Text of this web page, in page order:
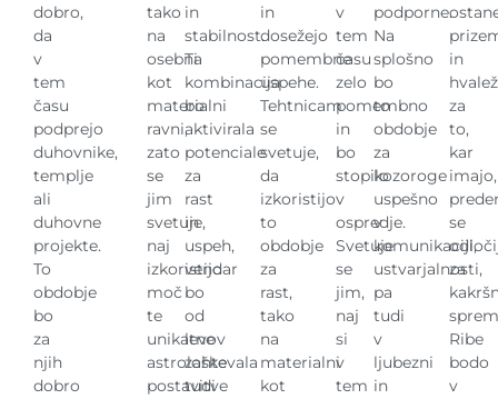
dobro,
da
v
tem
času
podprejo
duhovnike,
templje
ali
duhovne
projekte.
To
obdobje
bo
za
njih
dobro
tako
na
osebni
kot
materialni
ravni,
zato
se
jim
svetuje,
naj
izkoristijo
moč
te
unikatne
astrološke
postavitve
in
stabilnost.
Ta
kombinacija
bo
aktivirala
potenciale
za
rast
in
uspeh,
vendar
bo
od
levov
zahtevala
tudi
in
dosežejo
pomembne
uspehe.
Tehtnicam
se
svetuje,
da
izkoristijo
to
obdobje
za
rast,
tako
na
materialni
kot
v
tem
času
zelo
pomembno
in
bo
stopilo
v
ospredje.
Svetuje
se
jim,
naj
si
v
tem
podporne.
Na
splošno
bo
to
obdobje
za
kozoroge
uspešno
v
komunikaciji,
ustvarjalnosti,
pa
tudi
v
ljubezni
in
in
za
to,
kar
imajo,
se
za
Ribe
bodo
v